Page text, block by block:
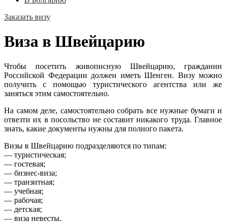
Заказать визу
Виза в Швейцарию
Чтобы посетить живописную Швейцарию, гражданин
Российской Федерации должен иметь Шенген. Визу можно
получить с помощью туристического агентства или же
заняться этим самостоятельно.
На самом деле, самостоятельно собрать все нужные бумаги и
отвезти их в посольство не составит никакого труда. Главное
знать, какие документы нужны для полного пакета.
Визы в Швейцарию подразделяются по типам:
— туристическая;
— гостевая;
— бизнес-виза;
— транзитная;
— учебная;
— рабочая;
— детская;
— виза невесты.